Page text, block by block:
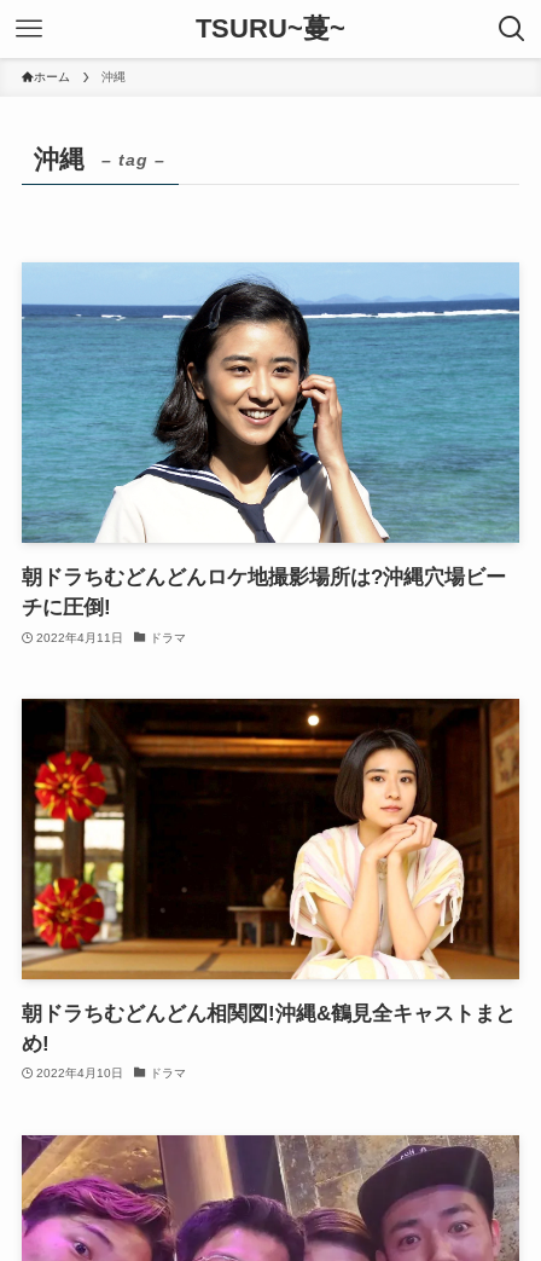
TSURU~蔓~
ホーム 沖縄
沖縄 – tag –
朝ドラちむどんどんロケ地撮影場所は?沖縄穴場ビー
チに圧倒!
2022年4月11日 ドラマ
朝ドラちむどんどん相関図!沖縄&鶴見全キャストまと
め!
2022年4月10日 ドラマ